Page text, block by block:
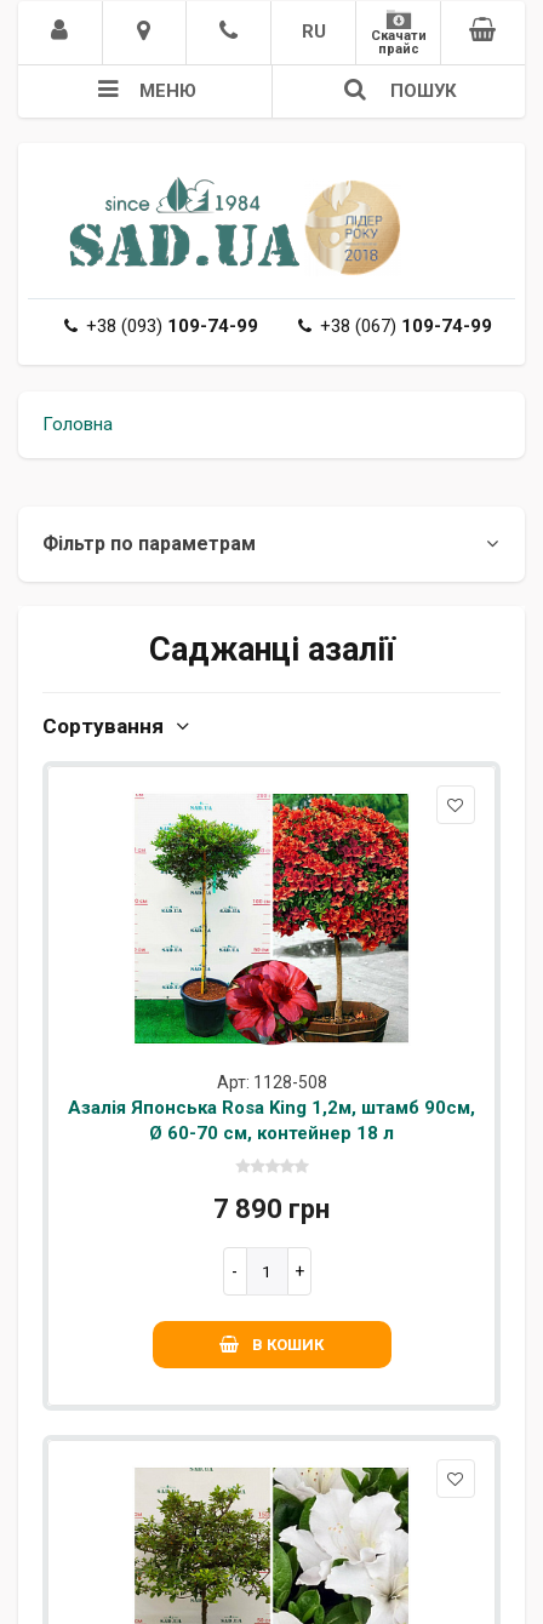
RU
Скачати
прайс
МЕНЮ ПОШУК
+38 (093) 109-74-99 +38 (067) 109-74-99
Головна
Фільтр по параметрам
Саджанці азалії
Сортування
Арт: 1128-508
Азалія Японська Rosa King 1,2м, штамб 90см,
Ø 60-70 см, контейнер 18 л
7 890 грн
В КОШИК